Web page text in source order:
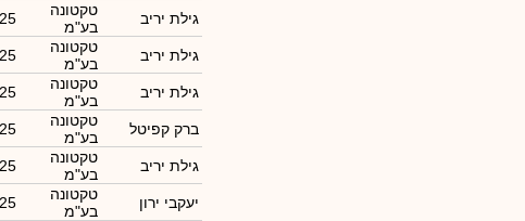
גילת יריב
טקטונה
בע"מ
גילת יריב
טקטונה
בע"מ
גילת יריב
טקטונה
בע"מ
ברק קפיטל
טקטונה
בע"מ
גילת יריב
טקטונה
בע"מ
יעקבי ירון
טקטונה
בע"מ